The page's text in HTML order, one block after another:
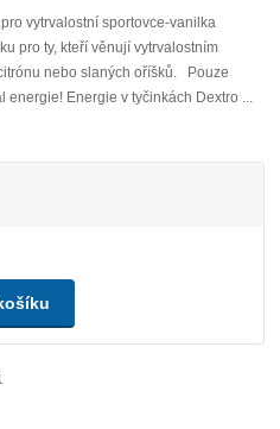
pro vytrvalostní sportovce-vanilka
pro ty, kteří věnují vytrvalostním
nebo slaných oříšků. Pouze
energie! Energie v tyčinkách Dextro ...